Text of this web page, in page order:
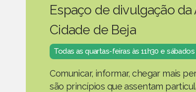
Espaço de divulgação
Cidade de Beja
Todas as quartas-feiras às 11h30 e sábados
Comunicar, informar, chegar mais
são princípios que assentam